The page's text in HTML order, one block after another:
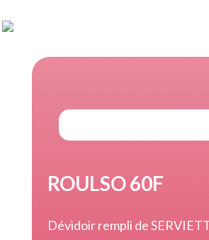
ROULSO 60F
Dévidoir rempli de